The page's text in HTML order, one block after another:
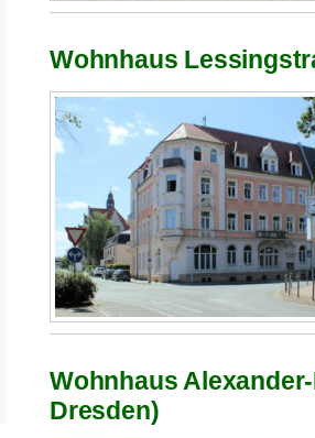
Wohnhaus
Wohnhaus
Dresden)